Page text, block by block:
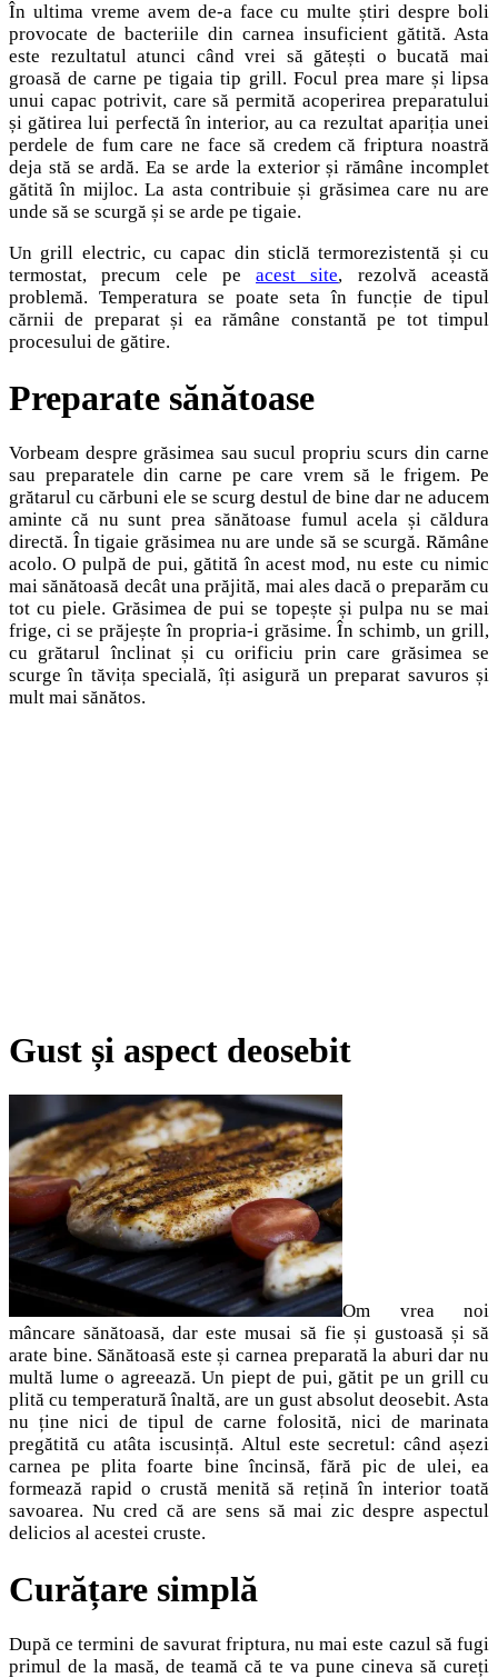
În ultima vreme avem de-a face cu multe știri despre boli
provocate de bacteriile din carnea insuficient gătită. Asta
este rezultatul atunci când vrei să gătești o bucată mai
groasă de carne pe tigaia tip grill. Focul prea mare și lipsa
unui capac potrivit, care să permită acoperirea preparatului
și gătirea lui perfectă în interior, au ca rezultat apariția unei
perdele de fum care ne face să credem că friptura noastră
deja stă se ardă. Ea se arde la exterior și rămâne incomplet
gătită în mijloc. La asta contribuie și grăsimea care nu are
unde să se scurgă și se arde pe tigaie.
Un grill electric, cu capac din sticlă termorezistentă și cu
termostat, precum cele peacest site, rezolvă această
problemă. Temperatura se poate seta în funcție de tipul
cărnii de preparat și ea rămâne constantă pe tot timpul
procesului de gătire.
Preparate sănătoase
Vorbeam despre grăsimea sau sucul propriu scurs din carne
sau preparatele din carne pe care vrem să le frigem. Pe
grătarul cu cărbuni ele se scurg destul de bine dar ne aducem
aminte că nu sunt prea sănătoase fumul acela și căldura
directă. În tigaie grăsimea nu are unde să se scurgă. Rămâne
acolo. O pulpă de pui, gătită în acest mod, nu este cu nimic
mai sănătoasă decât una prăjită, mai ales dacă o preparăm cu
tot cu piele. Grăsimea de pui se topește și pulpa nu se mai
frige, ci se prăjește în propria-i grăsime. În schimb, un grill,
cu grătarul înclinat și cu orificiu prin care grăsimea se
scurge în tăvița specială, îți asigură un preparat savuros și
mult mai sănătos.
Gust și aspect deosebit
Om vrea noi
mâncare sănătoasă, dar este musai să fie și gustoasă și să
arate bine. Sănătoasă este și carnea preparată la aburi dar nu
multă lume o agreează. Un piept de pui, gătit pe un grill cu
plită cu temperatură înaltă, are un gust absolut deosebit. Asta
nu ține nici de tipul de carne folosită, nici de marinata
pregătită cu atâta iscusință. Altul este secretul: când așezi
carnea pe plita foarte bine încinsă, fără pic de ulei, ea
formează rapid o crustă menită să rețină în interior toată
savoarea. Nu cred că are sens să mai zic despre aspectul
delicios al acestei cruste.
Curățare simplă
După ce termini de savurat friptura, nu mai este cazul să fugi
primul de la masă, de teamă că te va pune cineva să cureți